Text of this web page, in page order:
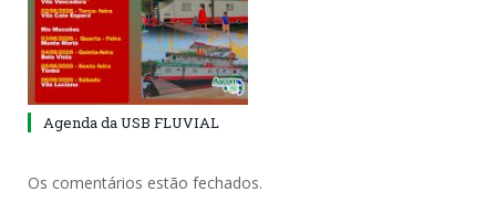
Agenda da USB FLUVIAL
Os comentários estão fechados.